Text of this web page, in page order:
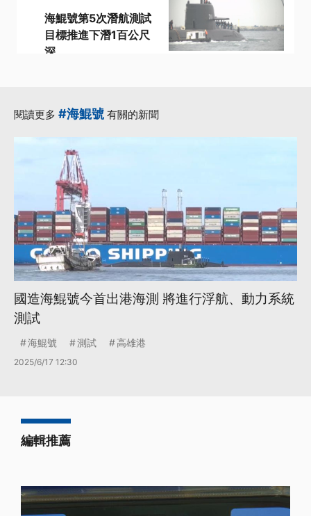
海鯤號第5次潛航測試
目標推進下潛1百公尺
深
閱讀更多 #海鯤號 有關的新聞
國造海鯤號今首出港海測 將進行浮航、動力系統
測試
海鯤號 測試 高雄港
2025/6/17 12:30
編輯推薦